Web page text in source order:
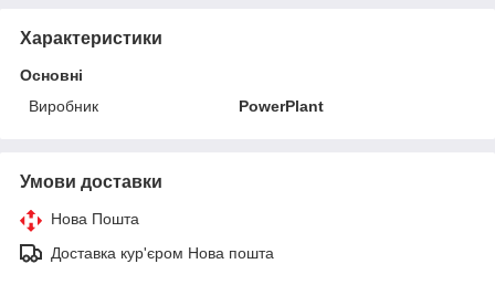
Характеристики
Основні
Виробник
PowerPlant
Умови доставки
Нова Пошта
Доставка кур'єром Нова пошта